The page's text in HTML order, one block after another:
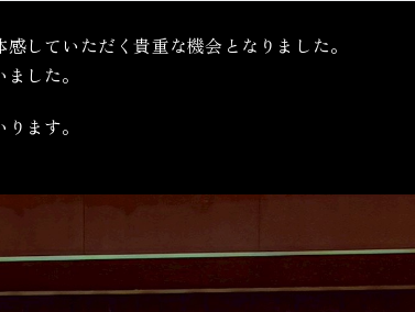
していただく貴重な機会となりました。
した。
ます。